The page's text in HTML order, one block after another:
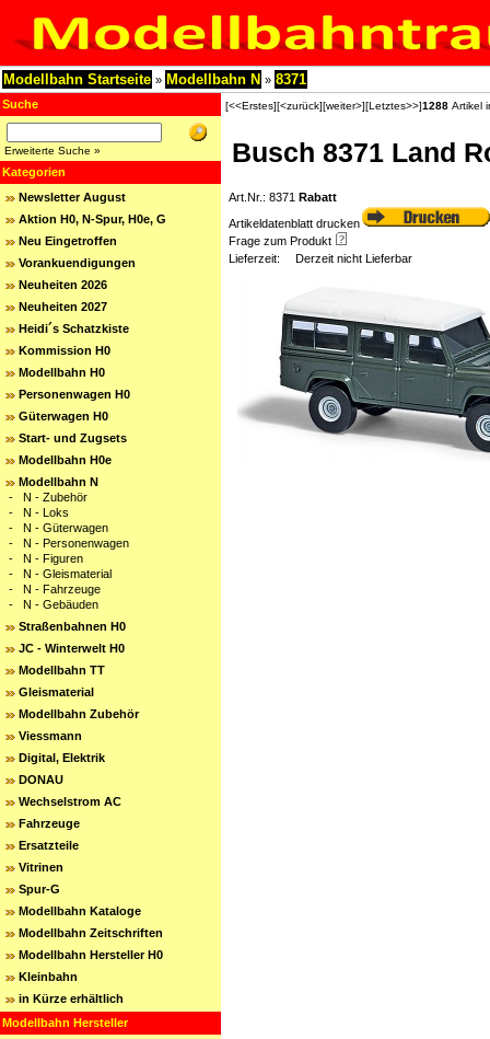
Modellbahn Startseite » Modellbahn N » 8371
Suche
Erweiterte Suche »
Kategorien
Newsletter August
Aktion H0, N-Spur, H0e, G
Neu Eingetroffen
Vorankuendigungen
Neuheiten 2026
Neuheiten 2027
Heidi´s Schatzkiste
Kommission H0
Modellbahn H0
Personenwagen H0
Güterwagen H0
Start- und Zugsets
Modellbahn H0e
Modellbahn N
- N - Zubehör
- N - Loks
- N - Güterwagen
- N - Personenwagen
- N - Figuren
- N - Gleismaterial
- N - Fahrzeuge
- N - Gebäuden
Straßenbahnen H0
JC - Winterwelt H0
Modellbahn TT
Gleismaterial
Modellbahn Zubehör
Viessmann
Digital, Elektrik
DONAU
Wechselstrom AC
Fahrzeuge
Ersatzteile
Vitrinen
Spur-G
Modellbahn Kataloge
Modellbahn Zeitschriften
Modellbahn Hersteller H0
Kleinbahn
in Kürze erhältlich
Modellbahn Hersteller
[<<Erstes][<zurück][weiter>][Letztes>>]1288 Artikel
Busch 8371 Land
Art.Nr.: 8371 Rabatt
Artikeldatenblatt drucken
Frage zum Produkt
Lieferzeit:
Derzeit nicht Lieferbar